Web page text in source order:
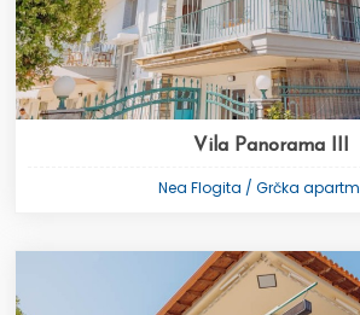
Vila Panorama III
Nea Flogita / Grčka